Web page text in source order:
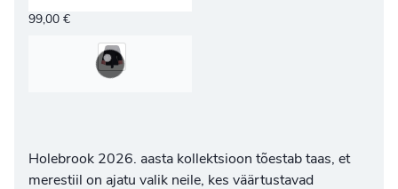
99,00 €
Holebrook 2026. aasta kollektsioon tõestab taas, et
merestiil on ajatu valik neile, kes väärtustavad